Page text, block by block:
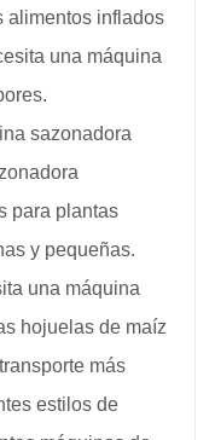
alimentos inflados
una máquina
sazonadora
para plantas
y pequeñas.
una máquina
hojuelas de maíz
más
estilos de